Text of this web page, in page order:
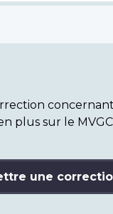
plus sur le
une